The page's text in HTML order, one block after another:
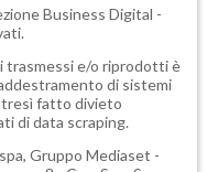
Business Digital -
trasmessi e/o riprodotti è
di sistemi
fatto divieto
di data scraping.
Gruppo Mediaset -